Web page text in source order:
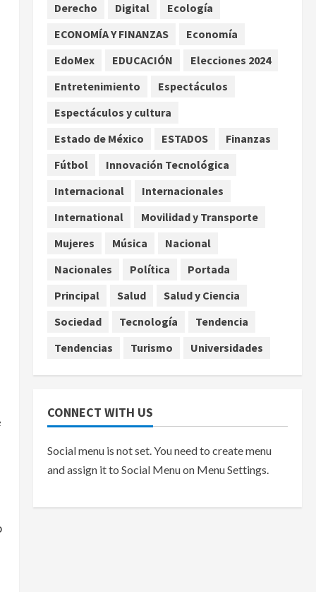
Declaran accidental la
muerte de Brandon Clarke
cocaína
agosto 8, 2026
4
Estados Unidos reanuda
aguacate desde México
agosto 8, 2026
dólares y un Rolex al equipo
de Junior H en el AICM
Derecho
Digital
Ecología
ECONOMÍA Y FINANZAS
Economía
EdoMex
EDUCACIÓN
Elecciones 2024
Entretenimiento
Espectáculos
Espectáculos y cultura
Estado de México
ESTADOS
Finanzas
Fútbol
Innovación Tecnológica
Internacional
Internacionales
International
Movilidad y Transporte
Mujeres
Música
Nacional
Nacionales
Política
Portada
Principal
Salud
Salud y Ciencia
Sociedad
Tecnología
Tendencia
Tendencias
Turismo Universidades
CONNECT WITH US
Social menu is not set. You need to create menu
and assign it to Social Menu on Menu Settings.